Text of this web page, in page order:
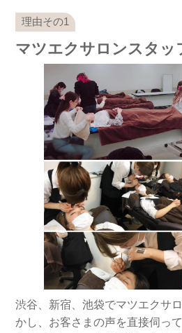
マツエクサロンスタッ
渋谷、新宿、池袋でマツエクサ
かし、お客さまの声を直接伺っ